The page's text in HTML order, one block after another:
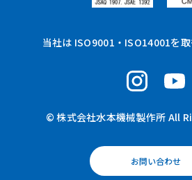
お問い合わせ
当社は ISO9001・ISO14001を取
© 株式会社水本機械製作所 All